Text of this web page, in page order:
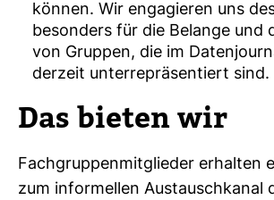
können. Wir engagieren uns
besonders für die Belange und
von Gruppen, die im
derzeit unterrepräsentiert sind.
Das bieten wir
Fach­grup­pen­mit­glieder erhalten
zum infor­mellen Aus­tausch­kanal